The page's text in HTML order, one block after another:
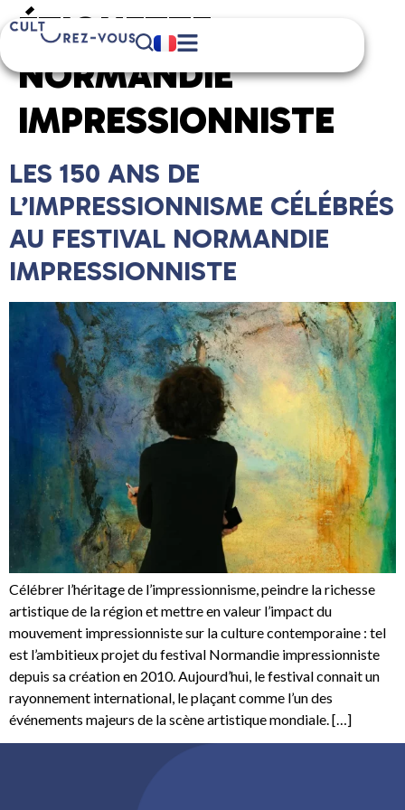
ÉTIQUETTE :
NORMANDIE
IMPRESSIONNISTE
LES 150 ANS DE
L’IMPRESSIONNISME CÉLÉBRÉS
AU FESTIVAL NORMANDIE
IMPRESSIONNISTE
Célébrer l’héritage de l’impressionnisme, peindre la richesse
artistique de la région et mettre en valeur l’impact du
mouvement impressionniste sur la culture contemporaine : tel
est l’ambitieux projet du festival Normandie impressionniste
depuis sa création en 2010. Aujourd’hui, le festival connait un
rayonnement international, le plaçant comme l’un des
événements majeurs de la scène artistique mondiale. […]